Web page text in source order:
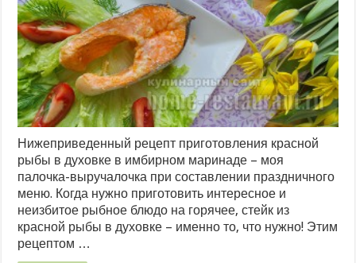
Нижеприведенный рецепт приготовления красной
рыбы в духовке в имбирном маринаде – моя
палочка-выручалочка при составлении праздничного
меню. Когда нужно приготовить интересное и
неизбитое рыбное блюдо на горячее, стейк из
красной рыбы в духовке – именно то, что нужно! Этим
рецептом …